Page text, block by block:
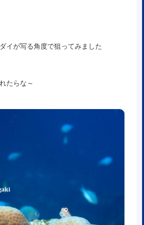
イが写る角度で狙ってみました
たらな～